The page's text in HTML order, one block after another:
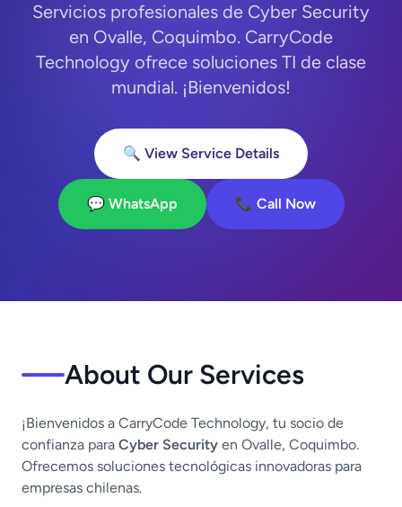
Servicios profesionales de Cyber Security
en Ovalle, Coquimbo. CarryCode
Technology ofrece soluciones TI de clase
mundial. ¡Bienvenidos!
🔍 View Service Details
💬 WhatsApp 📞 Call Now
About Our Services
¡Bienvenidos a CarryCode Technology, tu socio de
confianza para Cyber Security en Ovalle, Coquimbo.
Ofrecemos soluciones tecnológicas innovadoras para
empresas chilenas.